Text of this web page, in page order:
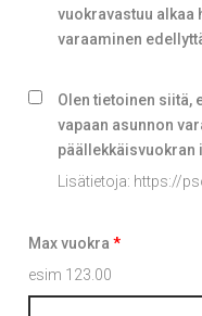
vuokravastuu alkaa
varaaminen
Olen tietoinen siitä,
vapaan asunnon
päällekkäisvuokran
Lisätietoja: https://
Max vuokra *
esim 123.00